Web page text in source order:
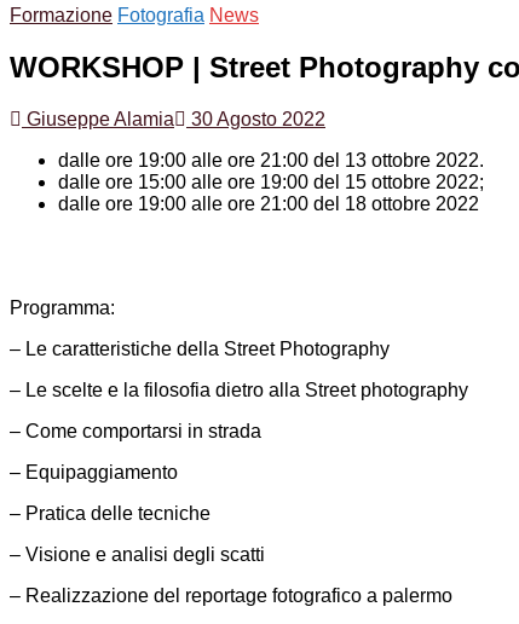
Formazione Fotografia News
WORKSHOP | Street Photography
Giuseppe Alamia
30 Agosto 2022
dalle ore 19:00 alle ore 21:00 del 13 ottobre 2022.
dalle ore 15:00 alle ore 19:00 del 15 ottobre 2022;
dalle ore 19:00 alle ore 21:00 del 18 ottobre 2022
Programma:
– Le caratteristiche della Street Photography
– Le scelte e la filosofia dietro alla Street photography
– Come comportarsi in strada
– Equipaggiamento
– Pratica delle tecniche
– Visione e analisi degli scatti
– Realizzazione del reportage fotografico a palermo